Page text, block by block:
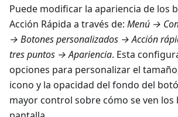
Puede modificar la apariencia de los
Acción Rápida a través de: Menú →
→ Botones personalizados → Acción
tres puntos → Apariencia. Esta
opciones para personalizar el
icono y la opacidad del fondo del
mayor control sobre cómo se ven los